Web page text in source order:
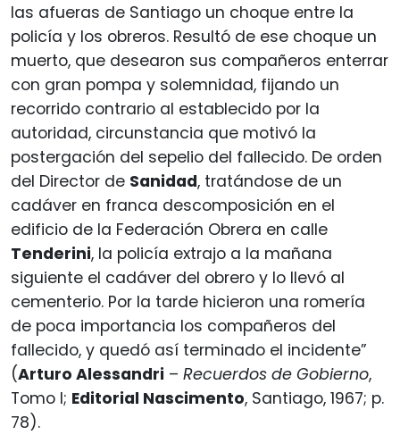
las afueras de Santiago un choque entre la
policía y los obreros. Resultó de ese choque un
muerto, que desearon sus compañeros enterrar
con gran pompa y solemnidad, fijando un
recorrido contrario al establecido por la
autoridad, circunstancia que motivó la
postergación del sepelio del fallecido. De orden
del Director de Sanidad, tratándose de un
cadáver en franca descomposición en el
edificio de la Federación Obrera en calle
Tenderini, la policía extrajo a la mañana
siguiente el cadáver del obrero y lo llevó al
cementerio. Por la tarde hicieron una romería
de poca importancia los compañeros del
fallecido, y quedó así terminado el incidente”
(Arturo Alessandri – Recuerdos de Gobierno,
Tomo I; Editorial Nascimento, Santiago, 1967; p.
78).